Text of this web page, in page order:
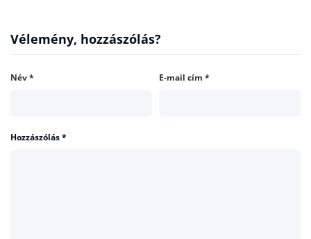
Vélemény, hozzászólás?
Név* E-mail cím *
Hozzászólás*